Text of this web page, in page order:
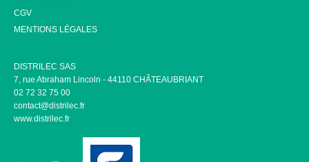
CGV
MENTIONS LÉGALES
DISTRILEC SAS
7, rue Abraham Lincoln - 44110 CHÂTEAUBRIANT
02 72 32 75 00
contact@distrilec.fr
www.distrilec.fr